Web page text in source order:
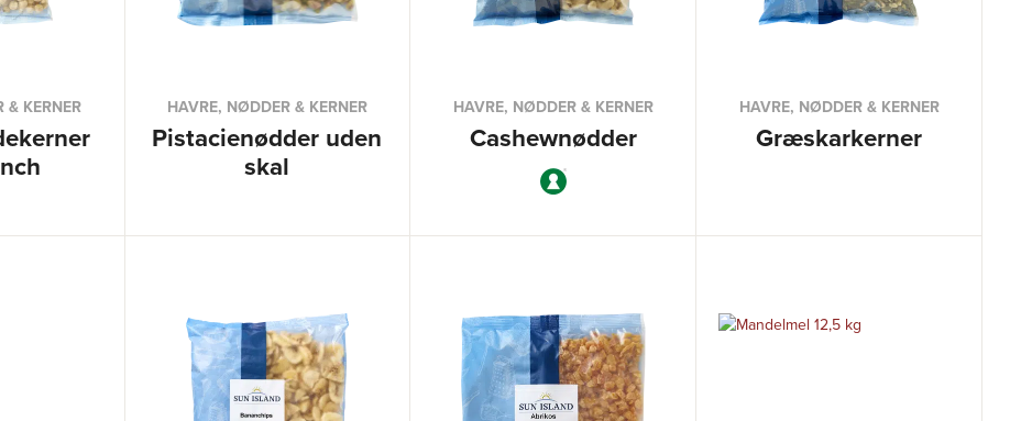
& KERNER HAVRE, NØDDER & KERNER
Pistacienødder uden
skal
HAVRE, NØDDER & KERNER
Cashewnødder
HAVRE, NØDDER & KERNER
Græskarkerner